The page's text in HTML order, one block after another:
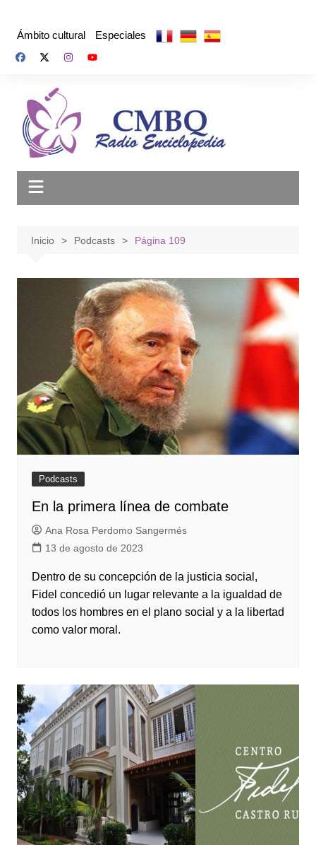
Ámbito cultural Especiales
Inicio Podcasts Página 109
Podcasts
En la primera línea de combate
Ana Rosa Perdomo Sangermés
13 de agosto de 2023
Dentro de su concepción de la justicia social,
Fidel concedió un lugar relevante a la igualdad de
todos los hombres en el plano social y a la libertad
como valor moral.